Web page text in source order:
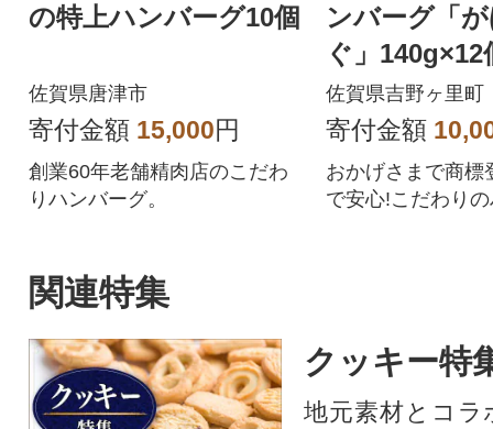
の特上ハンバーグ10個
佐賀県唐津市
寄付金額 15,000円
創業60年老舗精肉店のこだわ
りハンバーグ。
ンバーグ「
ぐ」140g×12
佐賀県吉野ヶ里町
寄付金額
おかげさまで商標
で安心!こだわり
関連特集
クッキー特
地元素材とコ